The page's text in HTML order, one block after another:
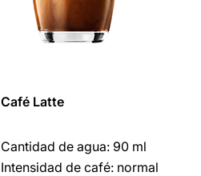
Café Latte
Cantidad de agua: 90 ml
Intensidad de café: normal